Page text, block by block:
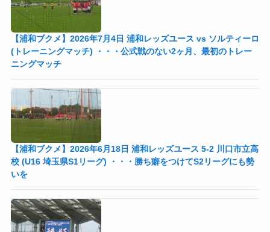
【浦和ブクメ】2026年7月4日 浦和レッズユース vs ソルティーロ
(トレーニングマッチ) ・・・公式戦のない2ヶ月、最初のトレー
ニングマッチ
【浦和ブクメ】2026年6月18日 浦和レッズユース 5-2 川口市立高
校 (U16 埼玉県S1リーグ) ・・・勝ち癖をつけてS2リーグにも勢
いを